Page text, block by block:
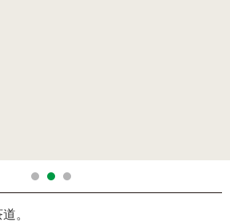
。